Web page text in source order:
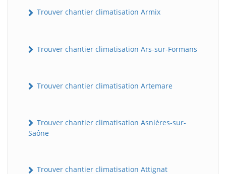
Trouver chantier climatisation Armix
Trouver chantier climatisation Ars-sur-Formans
Trouver chantier climatisation Artemare
Trouver chantier climatisation Asnières-sur-
Saône
Trouver chantier climatisation Attignat